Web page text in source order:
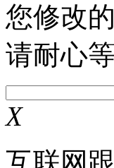
您修改
请耐心
X
互联网